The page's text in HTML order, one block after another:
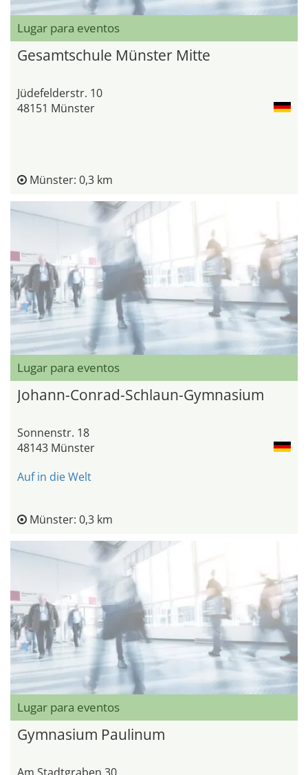
Lugar para eventos
Gesamtschule Münster Mitte
Jüdefelderstr. 10
48151 Münster
Münster: 0,3 km
Lugar para eventos
Johann-Conrad-Schlaun-Gymnasium
Sonnenstr. 18
48143 Münster
Auf in die Welt
Münster: 0,3 km
Lugar para eventos
Gymnasium Paulinum